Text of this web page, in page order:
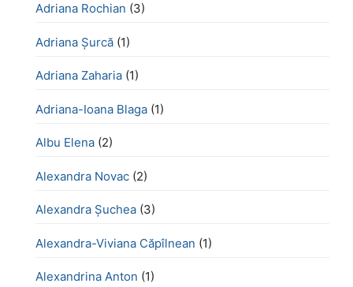
Adriana Rochian (3)
Adriana Șurcă (1)
Adriana Zaharia (1)
Adriana-Ioana Blaga (1)
Albu Elena (2)
Alexandra Novac (2)
Alexandra Șuchea (3)
Alexandra-Viviana Căpîlnean (1)
Alexandrina Anton (1)